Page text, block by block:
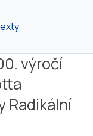
výročí
Radikální